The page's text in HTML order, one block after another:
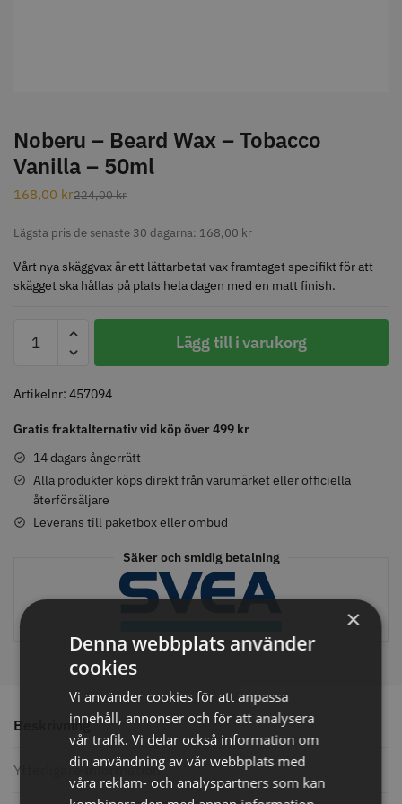
Noberu – Beard Wax – Tobacco
Vanilla – 50ml
168,00 kr224,00kr
Lägsta pris de senaste 30 dagarna: 168,00 kr
Vårt nya skäggvax är ett lättarbetat vax framtaget specifikt för att
skägget ska hållas på plats hela dagen med en matt finish.
Wax
Tobacco
Vanilla
-
50ml
mängd
Lägg till i varukorg
Artikelnr: 457094
Gratis fraktalternativ vid köp över 499 kr
14 dagars ångerrätt
Alla produkter köps direkt från varumärket eller officiella
återförsäljare
Leverans till paketbox eller ombud
Säker och smidig betalning
Beskrivning
Ytterligare information
Jaguar Klippkam 500
Info Köp
Comair toppapper vikta - 70 mm
x 50 mm - 500 st
59.00 kr
STORSÄLJARE
Jaguar Pre Style Relax Slice 5.5
659.00 kr
Info
Solidcos - Klippkappa med
Solidcos Wolf 27T - 5.5"
×
Denna webbplats använder
cookies
Vi använder cookies för att anpassa
innehåll, annonser och för att analysera
vår trafik. Vi delar också information om
din användning av vår webbplats med
våra reklam- och analyspartners som kan